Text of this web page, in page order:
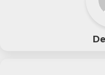
المتحدة وإيران.
الأسواق لدى شركة
الرامية إلى